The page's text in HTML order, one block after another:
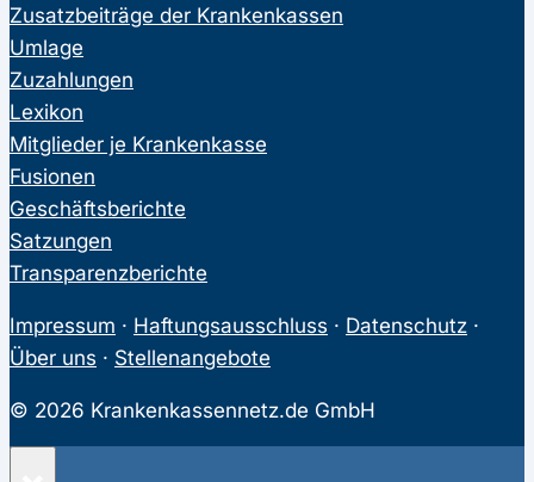
Zusatzbeiträge der Krankenkassen
Umlage
Zuzahlungen
Lexikon
Mitglieder je Krankenkasse
Fusionen
Geschäftsberichte
Satzungen
Transparenzberichte
Impressum · Haftungsausschluss · Datenschutz ·
Über uns · Stellenangebote
© 2026 Krankenkassennetz.de GmbH